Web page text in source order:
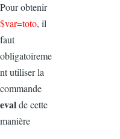
Pour obtenir
$var=toto, il
faut
obligatoireme
nt utiliser la
commande
evalde cette
manière